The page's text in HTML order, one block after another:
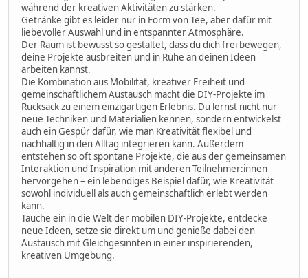
während der kreativen Aktivitäten zu stärken.
Getränke gibt es leider nur in Form von Tee, aber dafür mit
liebevoller Auswahl und in entspannter Atmosphäre.
Der Raum ist bewusst so gestaltet, dass du dich frei bewegen,
deine Projekte ausbreiten und in Ruhe an deinen Ideen
arbeiten kannst.
Die Kombination aus Mobilität, kreativer Freiheit und
gemeinschaftlichem Austausch macht die DIY-Projekte im
Rucksack zu einem einzigartigen Erlebnis. Du lernst nicht nur
neue Techniken und Materialien kennen, sondern entwickelst
auch ein Gespür dafür, wie man Kreativität flexibel und
nachhaltig in den Alltag integrieren kann. Außerdem
entstehen so oft spontane Projekte, die aus der gemeinsamen
Interaktion und Inspiration mit anderen Teilnehmer:innen
hervorgehen – ein lebendiges Beispiel dafür, wie Kreativität
sowohl individuell als auch gemeinschaftlich erlebt werden
kann.
Tauche ein in die Welt der mobilen DIY-Projekte, entdecke
neue Ideen, setze sie direkt um und genieße dabei den
Austausch mit Gleichgesinnten in einer inspirierenden,
kreativen Umgebung.